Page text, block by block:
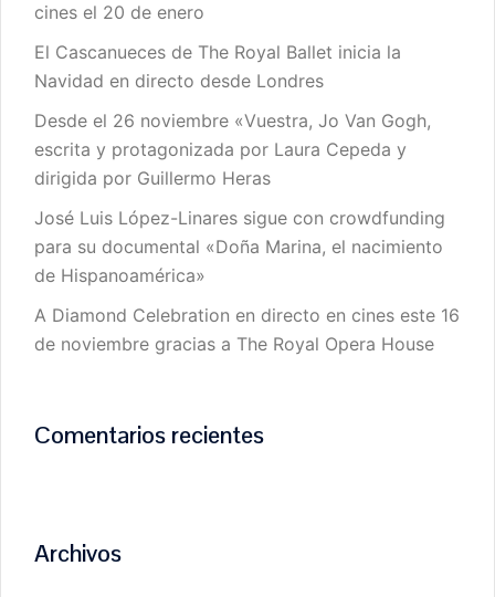
cines el 20 de enero
El Cascanueces de The Royal Ballet inicia la
Navidad en directo desde Londres
Desde el 26 noviembre «Vuestra, Jo Van Gogh,
escrita y protagonizada por Laura Cepeda y
dirigida por Guillermo Heras
José Luis López-Linares sigue con crowdfunding
para su documental «Doña Marina, el nacimiento
de Hispanoamérica»
A Diamond Celebration en directo en cines este 16
de noviembre gracias a The Royal Opera House
Comentarios recientes
Archivos